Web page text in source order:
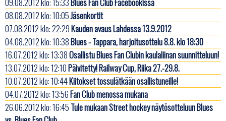
08.08.2012 klo: 10:05Jäsenkortit
07.08.2012 klo: 22:29Kauden avaus Lahdessa 13.9.2012
04.08.2012 klo: 10:38Blues - Tappara, harjoitusottelu 8.8. klo 18:30
16.07.2012 klo: 13:38Osallistu Blues Fan Clubin kaulaliinan suunnitteluun!
13.07.2012 klo: 12:10Päivitetty! Railway Cup, Riika 27.-29.8.
10.07.2012 klo: 10:44Kiitokset tossulätkään osallistuneille!
04.07.2012 klo: 13:56Fan Club menossa mukana
26.06.2012 klo: 16:45 Tule mukaan Street hockey näytösotteluun Blues